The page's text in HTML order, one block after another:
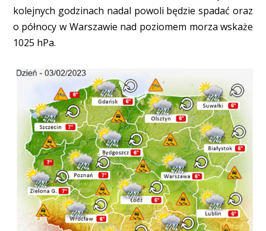
kolejnych godzinach nadal powoli będzie spadać oraz
o północy w Warszawie nad poziomem morza wskaże
1025 hPa.